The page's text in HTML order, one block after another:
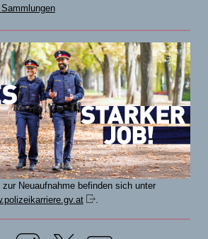
Neuaufnahme befinden sich unter
.